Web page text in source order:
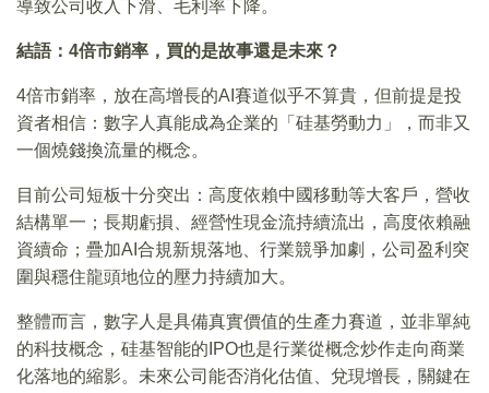
導致公司收入下滑、毛利率下降。
結語：4倍市銷率，買的是故事還是未來？
4倍市銷率，放在高增長的AI賽道似乎不算貴，但前提是投
資者相信：數字人真能成為企業的「硅基勞動力」，而非又
一個燒錢換流量的概念。
目前公司短板十分突出：高度依賴中國移動等大客戶，營收
結構單一；長期虧損、經營性現金流持續流出，高度依賴融
資續命；疊加AI合規新規落地、行業競爭加劇，公司盈利突
圍與穩住龍頭地位的壓力持續加大。
整體而言，數字人是具備真實價值的生產力賽道，並非單純
的科技概念，硅基智能的IPO也是行業從概念炒作走向商業
化落地的縮影。未來公司能否消化估值、兌現增長，關鍵在